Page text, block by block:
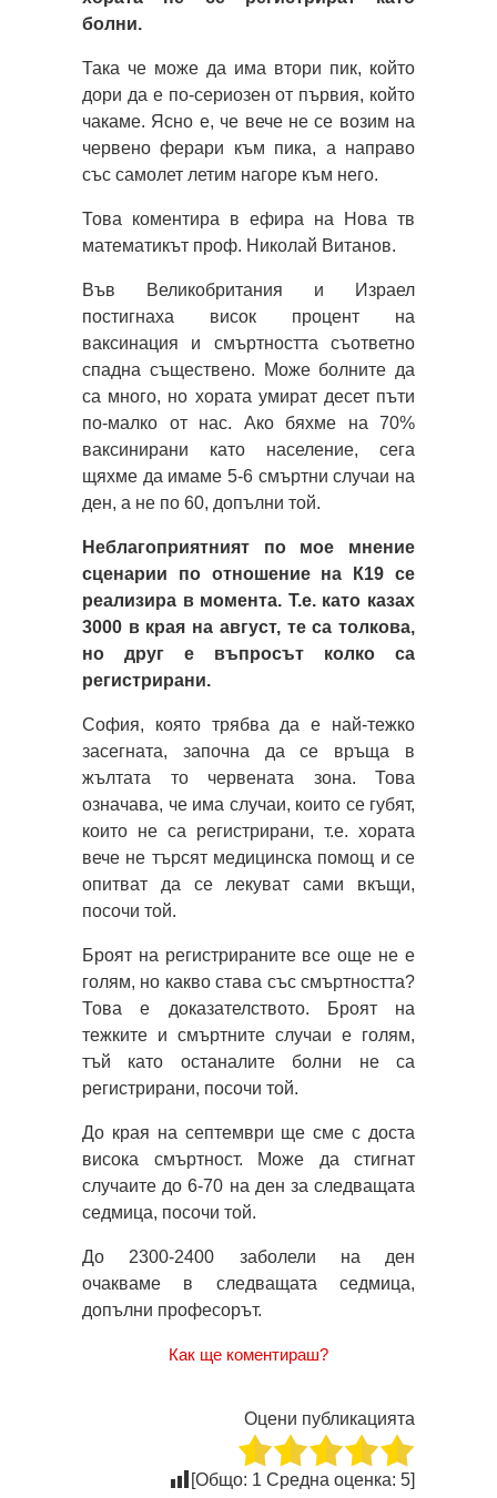
болни.
Така че може да има втори пик, който
дори да е по-сериозен от първия, който
чакаме. Ясно е, че вече не се возим на
червено ферари към пика, а направо
със самолет летим нагоре към него.
Това коментира в ефира на Нова тв
математикът проф. Николай Витанов.
Във Великобритания и Израел
постигнаха висок процент на
ваксинация и смъртността съответно
спадна съществено. Може болните да
са много, но хората умират десет пъти
по-малко от нас. Ако бяхме на 70%
ваксинирани като население, сега
щяхме да имаме 5-6 смъртни случаи на
ден, а не по 60, допълни той.
Неблагоприятният по мое мнение
сценарии по отношение на К19 се
реализира в момента. Т.е. като казах
3000 в края на август, те са толкова,
но друг е въпросът колко са
регистрирани.
София, която трябва да е най-тежко
засегната, започна да се връща в
жълтата то червената зона. Това
означава, че има случаи, които се губят,
които не са регистрирани, т.е. хората
вече не търсят медицинска помощ и се
опитват да се лекуват сами вкъщи,
посочи той.
Броят на регистрираните все още не е
голям, но какво става със смъртността?
Това е доказателството. Броят на
тежките и смъртните случаи е голям,
тъй като останалите болни не са
регистрирани, посочи той.
До края на септември ще сме с доста
висока смъртност. Може да стигнат
случаите до 6-70 на ден за следващата
седмица, посочи той.
До 2300-2400 заболели на ден
очакваме в следващата седмица,
допълни професорът.
Как ще коментираш?
Оцени публикацията
[Общо: 1 Средна оценка: 5]